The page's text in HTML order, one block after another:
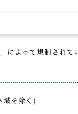
によって規制されて
域を除く)